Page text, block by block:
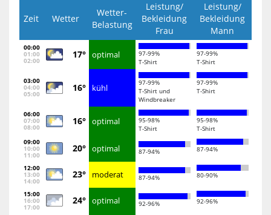
Zeit Wetter
Wetter-
Belastung
Leistung/
Bekleidung
Frau
Leistung/
Bekleidung
Mann
00:00
01:00
02:00
17° optimal
97-99%
T-Shirt
97-99%
T-Shirt
03:00
04:00
05:00
16° kühl
97-99%
T-Shirt und
Windbreaker
97-99%
T-Shirt
06:00
07:00
08:00
16° optimal
95-98%
T-Shirt
95-98%
T-Shirt
09:00
10:00
11:00
20° optimal 87-94% 87-94%
12:00
13:00
14:00
23° moderat 87-94% 80-90%
15:00
16:00
17:00
24° optimal 92-96% 92-96%